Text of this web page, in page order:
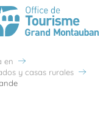
en
y casas rurales